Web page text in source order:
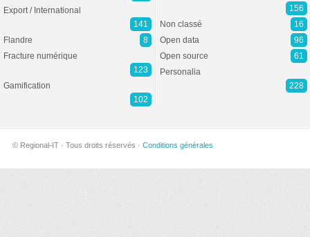
Export / International
141
Flandre
8
Fracture numérique
123
Gamification
102
156
Non classé
16
Open data
96
Open source
61
Personalia
228
© Regional-IT · Tous droits réservés · Conditions générales